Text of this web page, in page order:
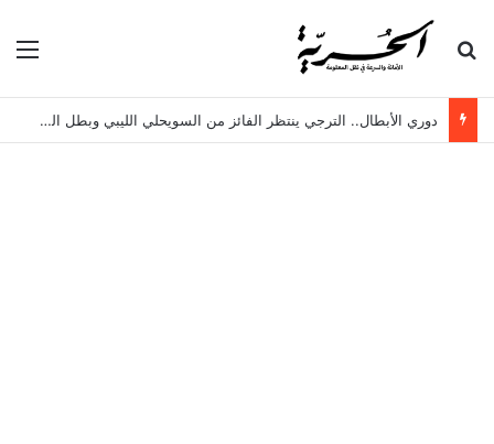
بحث عن
دوري الأبطال.. الترجي ينتظر الفائز من السويحلي الليبي وبطل الزنجبار